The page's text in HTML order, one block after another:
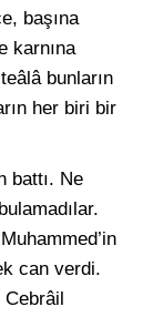
başına
karnına
bunların
her biri bir
battı. Ne
can verdi.
Cebrâil